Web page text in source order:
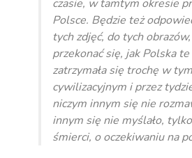
czasie, w tamtym okresie
Polsce. Będzie też
tych zdjęć, do tych
przekonać się, jak Polska
zatrzymała się trochę w
cywilizacyjnym i przez
niczym innym się nie
innym się nie myślało,
śmierci, o oczekiwaniu na